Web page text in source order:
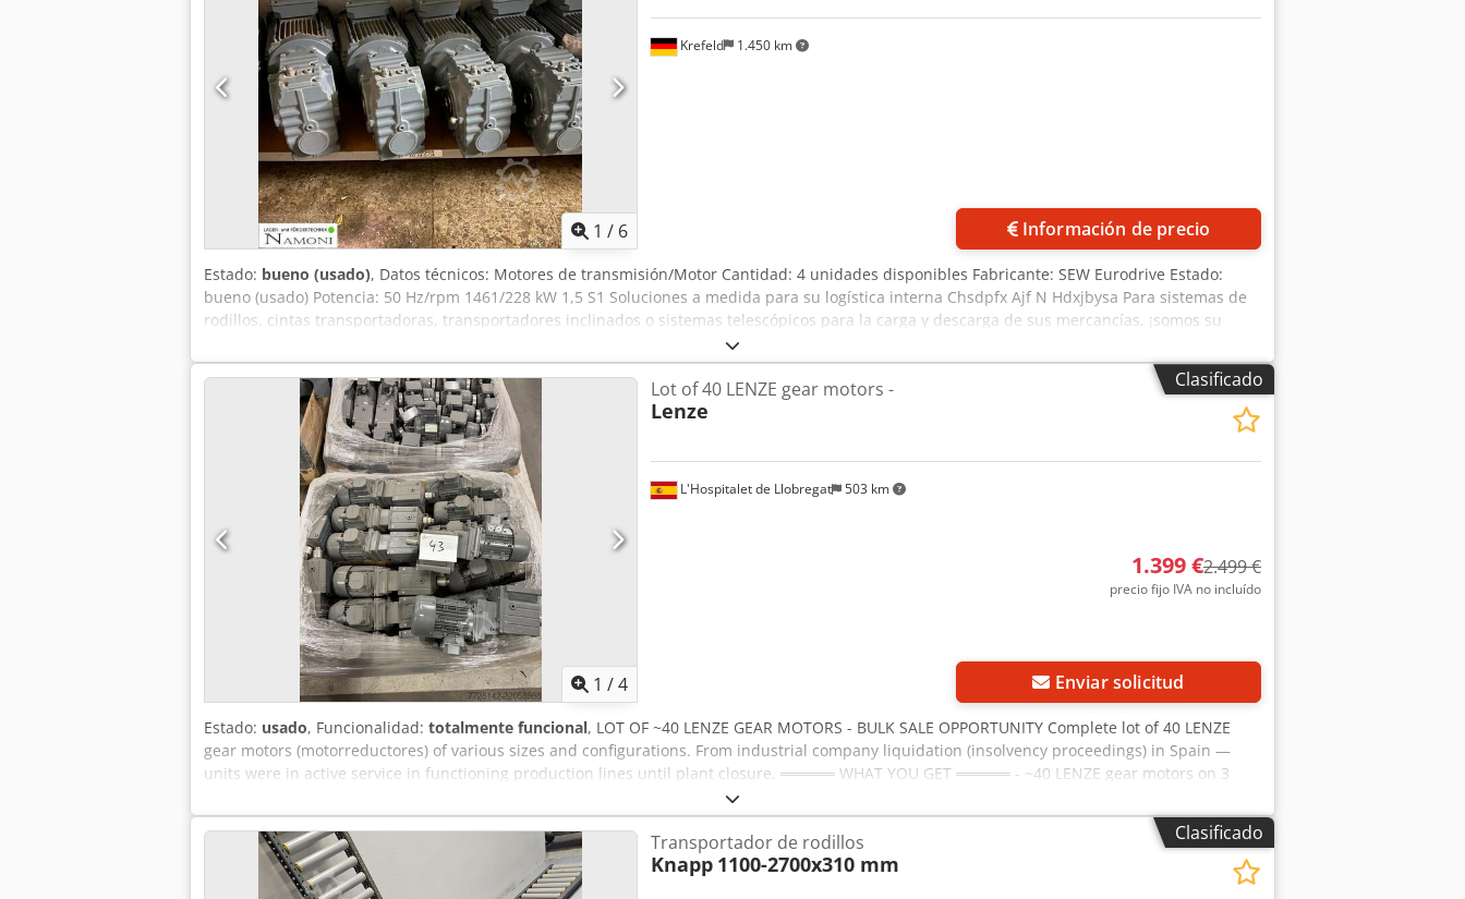
1 / 6
Krefeld 1.450 km
Información de precio
Estado: bueno (usado), Datos técnicos: Motores de transmisión/Motor Cantidad: 4 unidades disponibles Fabricante: SEW Eurodrive Estado:
bueno (usado) Potencia: 50 Hz/rpm 1461/228 kW 1,5 S1 Soluciones a medida para su logística interna Chsdpfx Ajf N Hdxjbysa Para sistemas de
rodillos, cintas transportadoras, transportadores inclinados o sistemas telescópicos para la carga y descarga de sus mercancías, ¡somos su
socio competente! Estaremos encantados de elaborar una oferta personalizada o asesorarle en cuestiones de diseño o montaje. Para ello,
simplemente indíquenos sus necesidades y las condiciones locales. Aproveche nuestra amplia experiencia y nuestra excelente red de
profesionales. Ya hemos llevado a cabo proyectos con éxito para empresas de los sectores más diversos, como la logística, la industria
farmacéutica, la artesanía o la industria electrónica. Juntos encontraremos soluciones para optimizar sus procesos y el flujo de materiales de
forma rentable y sostenible. Incluso podemos ofrecerle sistemas de clasificación totalmente automatizados o componentes complementarios
como estanterías para la preparación de pedidos o contenedores.
Clasificado
1 /4
L'Hospitalet de Llobregat 503 km
Lot of 40 LENZE gear motors -
Lenze
1.399 €2.499 €
precio fijo IVA no incluído
Enviar solicitud
Estado: usado, Funcionalidad: totalmente funcional, LOT OF ~40 LENZE GEAR MOTORS - BULK SALE OPPORTUNITY Complete lot of 40 LENZE
gear motors (motorreductores) of various sizes and configurations. From industrial company liquidation (insolvency proceedings) in Spain —
units were in active service in functioning production lines until plant closure. ═════ WHAT YOU GET ═════ - ~40 LENZE gear motors on 3
pallets - Mixed powers: from 0.18 kW to approximately 7.5 kW - Various gearbox types: coaxial, parallel shaft, helical-bevel and worm gear
configurations - Standard mounting: B3, B5, B14 mixed - Some units include integrated brakes - Voltage: 230/400V three-phase, 50 Hz - Mostly
IP55 protection class ═════ ABOUT LENZE ═════ LENZE is one of the leading European manufacturers of drive technology, founded in
Germany in 1947. LENZE gear motors are known for: - Premium build quality - Long service life - Wide availability of spare parts worldwide -
Reusability in industrial applications across all sectors - Excellent resale value compared to other brands ═════ CONDITION ═════ - Used
Clasificado
Transportador de rodillos
Knapp 1100-2700x310 mm